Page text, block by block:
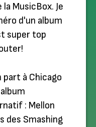
MusicBox. Je
d'un album
super top
part à Chicago
: Mellon
des Smashing